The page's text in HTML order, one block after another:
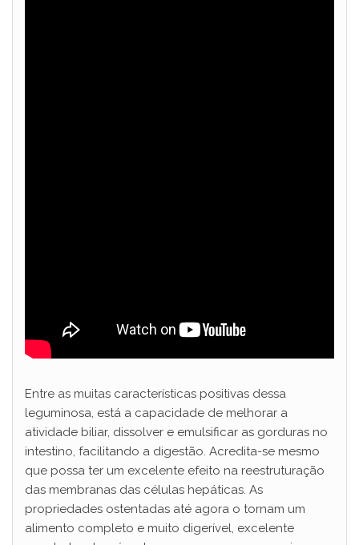
Entre as muitas características positivas dessa
leguminosa, está a capacidade de melhorar a
atividade biliar, dissolver e emulsificar as gorduras no
intestino, facilitando a digestão. Acredita-se mesmo
que possa ter um excelente efeito na reestruturação
das membranas das células hepáticas. As
propriedades ostentadas até agora o tornam um
alimento completo e muito digerível, excelente